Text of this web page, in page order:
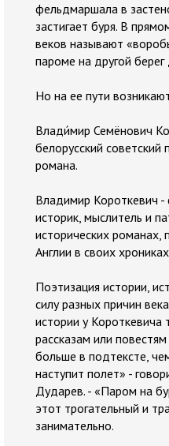
фельдмаршала в
застигает буря. В
веков называют
пароме на другой
Но на ее пути
Влади́мир Семёнович
белорусский советский
романа.
Владимир Короткевич -
историк, мыслитель и
исторических романах,
Англии в своих
Поэтизация истории,
силу разных причин
истории у Короткевича
рассказам или
больше в подтексте,
наступит полет» -
Дударев. - «Паром на
этот трогательный и
занимательно.